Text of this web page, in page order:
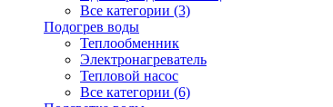
Все категории (3)
Подогрев воды
Теплообменник
Электронагреватель
Тепловой насос
Все категории (6)